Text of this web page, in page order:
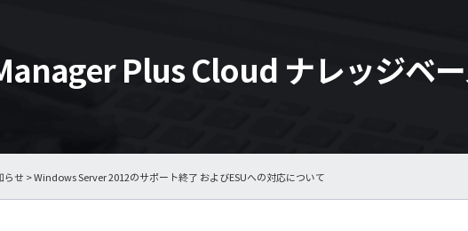
Plus Cloud ナレッジベ
らせ > Windows Server 2012のサポート終了 およびESUへの対応について